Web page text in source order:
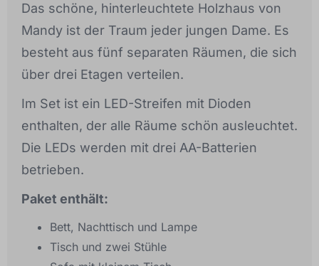
Das schöne, hinterleuchtete Holzhaus von
Mandy ist der Traum jeder jungen Dame. Es
besteht aus fünf separaten Räumen, die sich
über drei Etagen verteilen.
Im Set ist ein LED-Streifen mit Dioden
enthalten, der alle Räume schön ausleuchtet.
Die LEDs werden mit drei AA-Batterien
betrieben.
Paket enthält:
Bett, Nachttisch und Lampe
Tisch und zwei Stühle